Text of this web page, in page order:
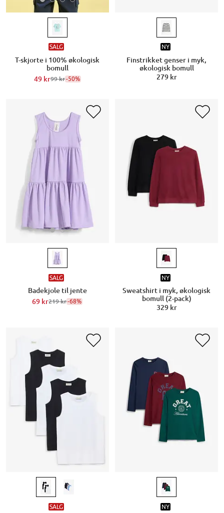
SALG
T-skjorte i 100% økologisk
bomull
49 kr99 kr-50%
NY
Finstrikket genser i myk,
økologisk bomull
279 kr
SALG
Badekjole til jente
69 kr219 kr-68%
NY
Sweatshirt i myk, økologisk
bomull (2-pack)
329 kr
SALG NY